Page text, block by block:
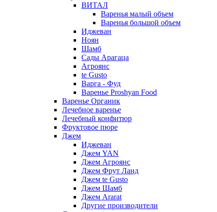
ВИТАЛ
Варенья малый объем
Варенья большой объем
Иджеван
Ноян
Шамб
Сады Арагаца
Агроянс
te Gusto
Варга - Фуд
Варенье Proshyan Food
Варенье Органик
Лечебное варенье
Лечебный конфитюр
Фруктовое пюре
Джем
Иджеван
Джем YAN
Джем Агроянс
Джем Фрут Ланд
Джем te Gusto
Джем Шамб
Джем Ararat
Другие производители